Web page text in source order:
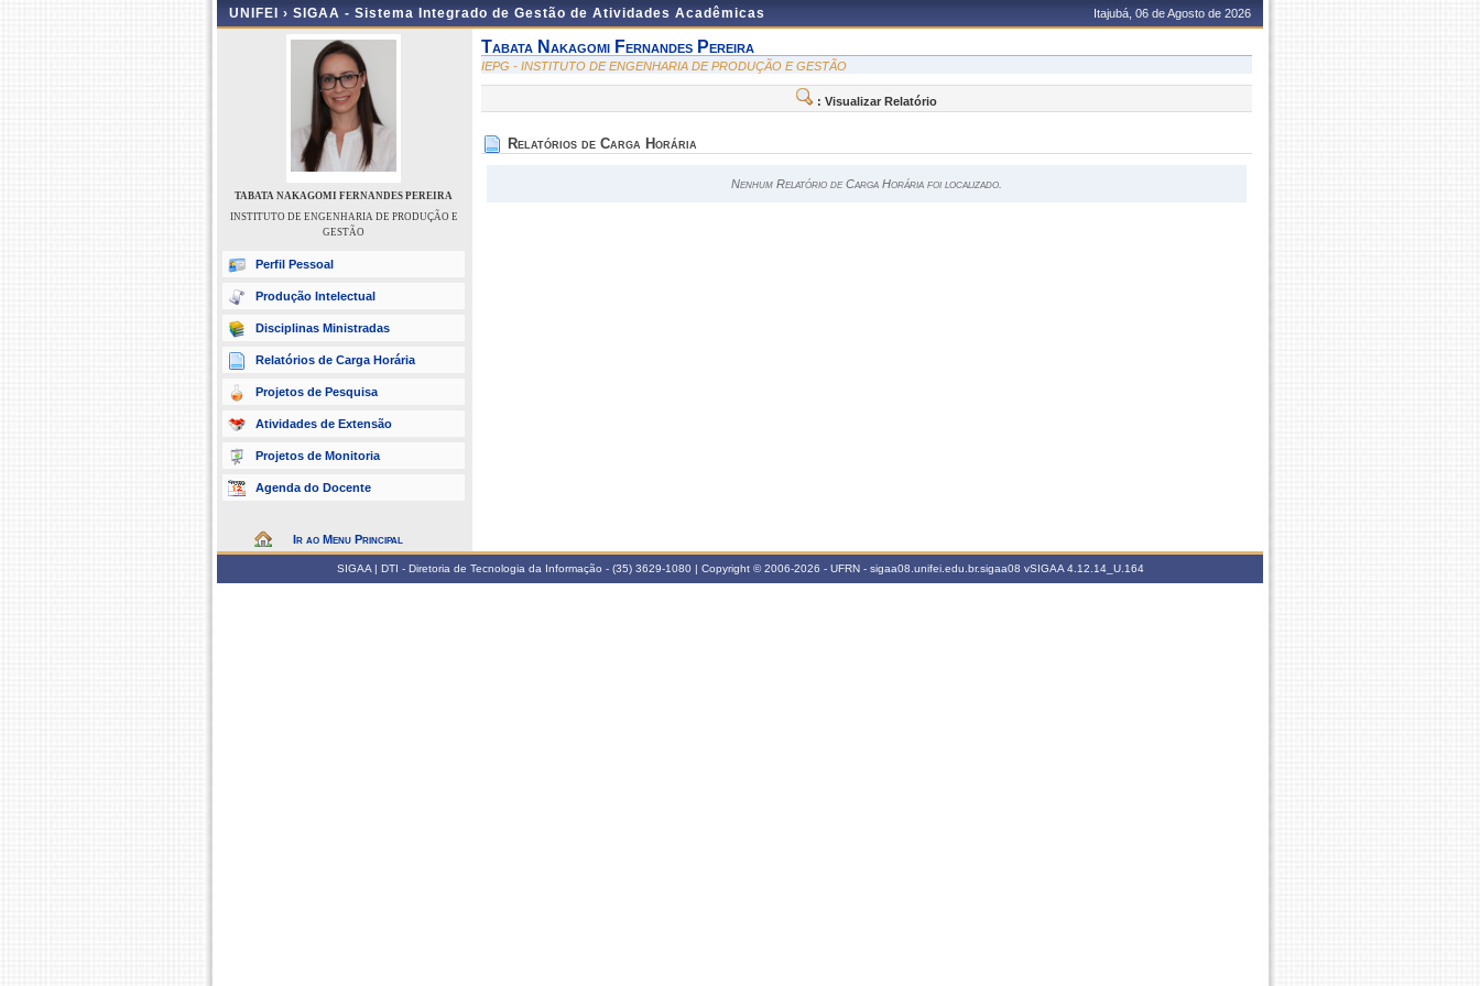
UNIFEI › SIGAA - Sistema Integrado de Gestão de Atividades Acadêmicas Itajubá, 06 de Agosto de 2026
TABATA NAKAGOMI FERNANDES PEREIRA
INSTITUTO DE ENGENHARIA DE PRODUÇÃO E
GESTÃO
Perfil Pessoal
Produção Intelectual
Disciplinas Ministradas
Relatórios de Carga Horária
Projetos de Pesquisa
Atividades de Extensão
Projetos de Monitoria
Agenda do Docente
Ir ao Menu Principal
Tabata Nakagomi Fernandes Pereira
IEPG - INSTITUTO DE ENGENHARIA DE PRODUÇÃO E GESTÃO
: Visualizar Relatório
Relatórios de Carga Horária
Nenhum Relatório de Carga Horária foi localizado.
SIGAA | DTI - Diretoria de Tecnologia da Informação - (35) 3629-1080 | Copyright © 2006-2026 - UFRN - sigaa08.unifei.edu.br.sigaa08 vSIGAA 4.12.14_U.164